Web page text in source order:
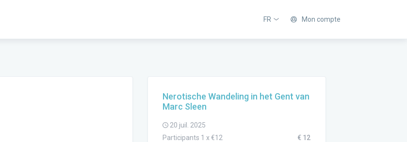
FR Mon compte
Nerotische Wandeling in het Gent van
Marc Sleen
20 juil. 2025
Participants 1 x €12
€ 12